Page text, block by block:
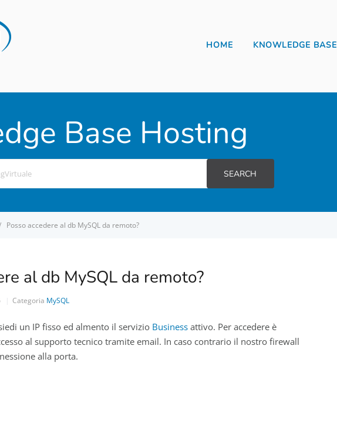
HOME KNOWLEDGE BASE
Base Hosting
SEARCH
Posso accedere al db MySQL da remoto?
al db MySQL da remoto?
Categoria MySQL
un IP fisso ed almento il servizio Business attivo. Per accedere è
al supporto tecnico tramite email. In caso contrario il nostro firewall
alla porta.